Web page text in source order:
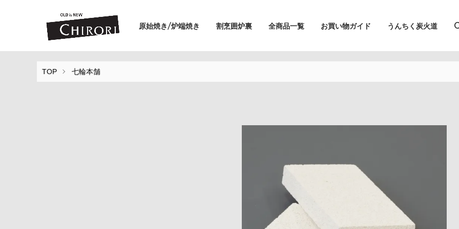
原始焼き/炉端焼き 割烹囲炉裏 全商品一覧 お買い物ガイド うんちく炭火道
TOP 七輪本舗